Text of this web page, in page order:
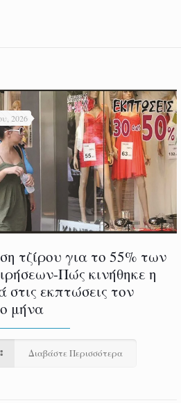
2026
τζίρου για το 55% των
Πώς κινήθηκε η
στις εκπτώσεις τον
μήνα
Διαβάστε Περισσότερα